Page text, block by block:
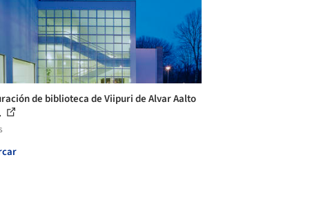
de biblioteca de Viipuri de Alvar Aalto